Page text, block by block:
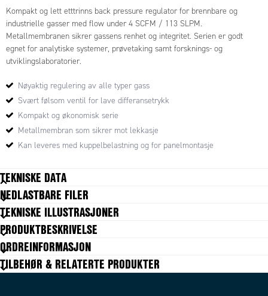
Kompakt og lett etttrinns back pressure regulator for brennbare og
industrielle gasser med flow under 4 SCFM / 113 SLPM.
Metallmembranen sikrer gassens renhet og integritet. Serien er godt
egnet for analytiske systemer, prøvetaking samt forsknings- og
utviklingslaboratorier.
Nøyaktig regulering av alle typer gass
Svært følsom ventil for lave differansetrykk
Kompakt og økonomisk serie
Metallmembran som sikrer mot lekkasje
Kan leveres med kuppelbelastning og for panelmontasje
TEKNISKE DATA
Temperaturområde til
Vekt
NEDLASTBARE FILER
TEKNISKE ILLUSTRASJONER
PRODUKTBESKRIVELSE
ORDREINFORMASJON
TILBEHØR & RELATERTE PRODUKTER